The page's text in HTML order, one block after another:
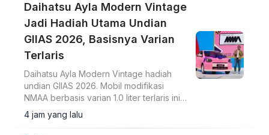
Daihatsu Ayla Modern Vintage
Jadi Hadiah Utama Undian
GIIAS 2026, Basisnya Varian
Terlaris
Daihatsu Ayla Modern Vintage hadiah
undian GIIAS 2026. Mobil modifikasi
NMAA berbasis varian 1.0 liter terlaris ini
diundi di hadapan pengunjung dan
dimenangkan konsumen dari Lampung.
4 jam yang lalu